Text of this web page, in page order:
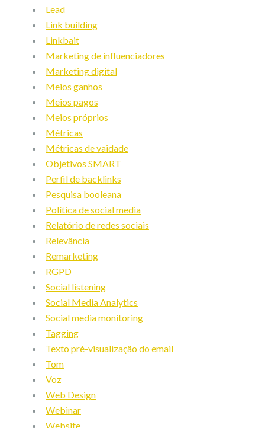
Lead
Link building
Linkbait
Marketing de influenciadores
Marketing digital
Meios ganhos
Meios pagos
Meios próprios
Métricas
Métricas de vaidade
Objetivos SMART
Perfil de backlinks
Pesquisa booleana
Política de social media
Relatório de redes sociais
Relevância
Remarketing
RGPD
Social listening
Social Media Analytics
Social media monitoring
Tagging
Texto pré-visualização do email
Tom
Voz
Web Design
Webinar
Website